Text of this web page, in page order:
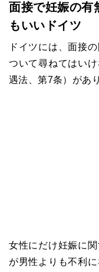
面接で妊娠の有
もいいドイツ
ドイツには、面接
ついて尋ねてはい
遇法、第7条）があ
女性にだけ妊娠に
が男性よりも不利